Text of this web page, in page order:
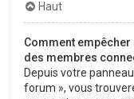
Haut
Comment
des membres
Depuis votre
forum », vous